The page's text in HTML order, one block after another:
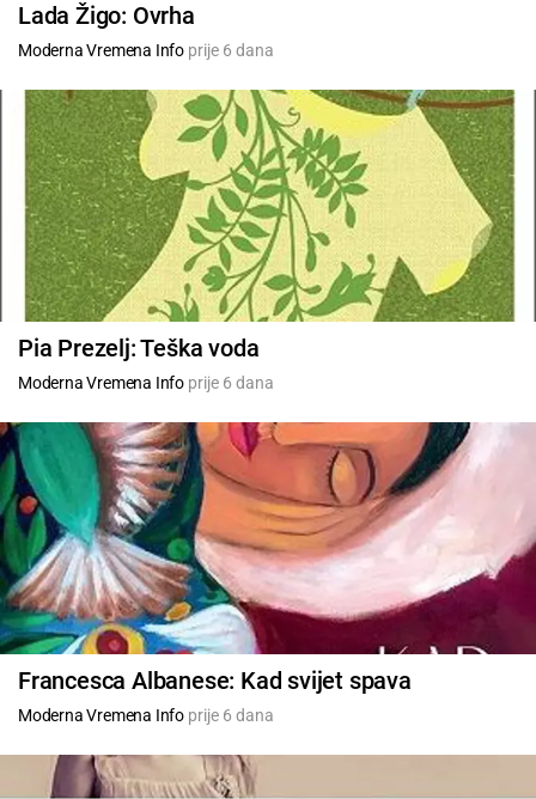
Lada Žigo: Ovrha
Moderna Vremena Info prije 6 dana
Pia Prezelj: Teška voda
Moderna Vremena Info prije 6 dana
Francesca Albanese: Kad svijet spava
Moderna Vremena Info prije 6 dana